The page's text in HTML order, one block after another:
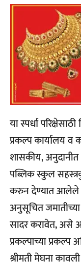
या स्पर्धा
प्रकल्प कार्यालय व
शासकीय,
पब्लिक स्कुल
करुन देण्यात आलेले
अनुसूचित जमातीच्या
सादर करावेत, असे
प्रकल्पाच्या प्रकल्प
श्रीमती मेघना